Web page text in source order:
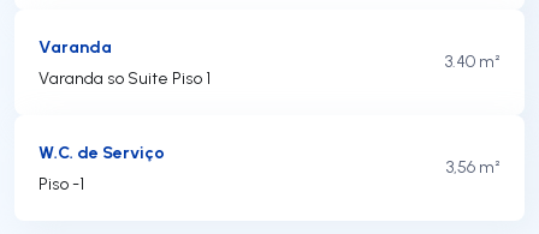
Varanda
Varanda so Suite Piso 1
3.40 m²
W.C. de Serviço
Piso -1
3,56 m²